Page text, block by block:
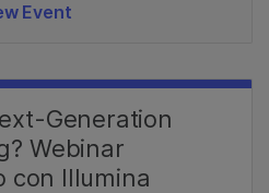
el portafolio actual y
Event
Generation
Webinar
con Illumina